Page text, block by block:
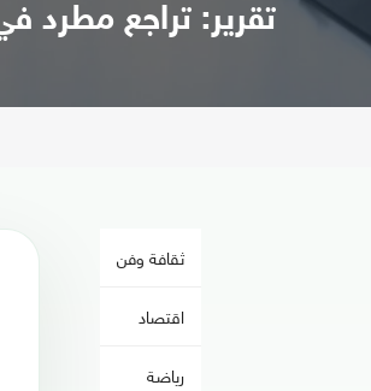
تقرير: تراجع مطرد
ثقافة وفن
اقتصاد
رياضة